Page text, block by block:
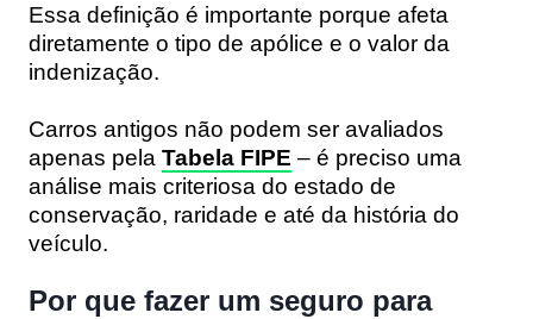
Essa definição é importante porque afeta
diretamente o tipo de apólice e o valor da
indenização.
Carros antigos não podem ser avaliados
apenas pela Tabela FIPE – é preciso uma
análise mais criteriosa do estado de
conservação, raridade e até da história do
veículo.
Por que fazer um seguro para